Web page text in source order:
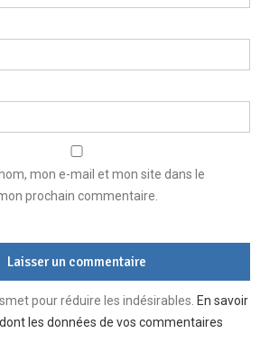
mon e-mail et mon site dans le
prochain commentaire.
pour réduire les indésirables. En savoir
les données de vos commentaires